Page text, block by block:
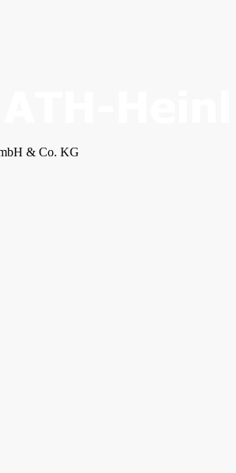
& Co. KG